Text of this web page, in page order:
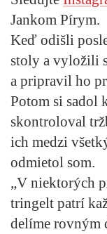
Jankom Pírym.
Keď odišli
stoly a vyložili
a pripravil ho
Potom si sadol
skontroloval
ich medzi
odmietol som.
„V niektorých
tringelt patrí
delíme rovným